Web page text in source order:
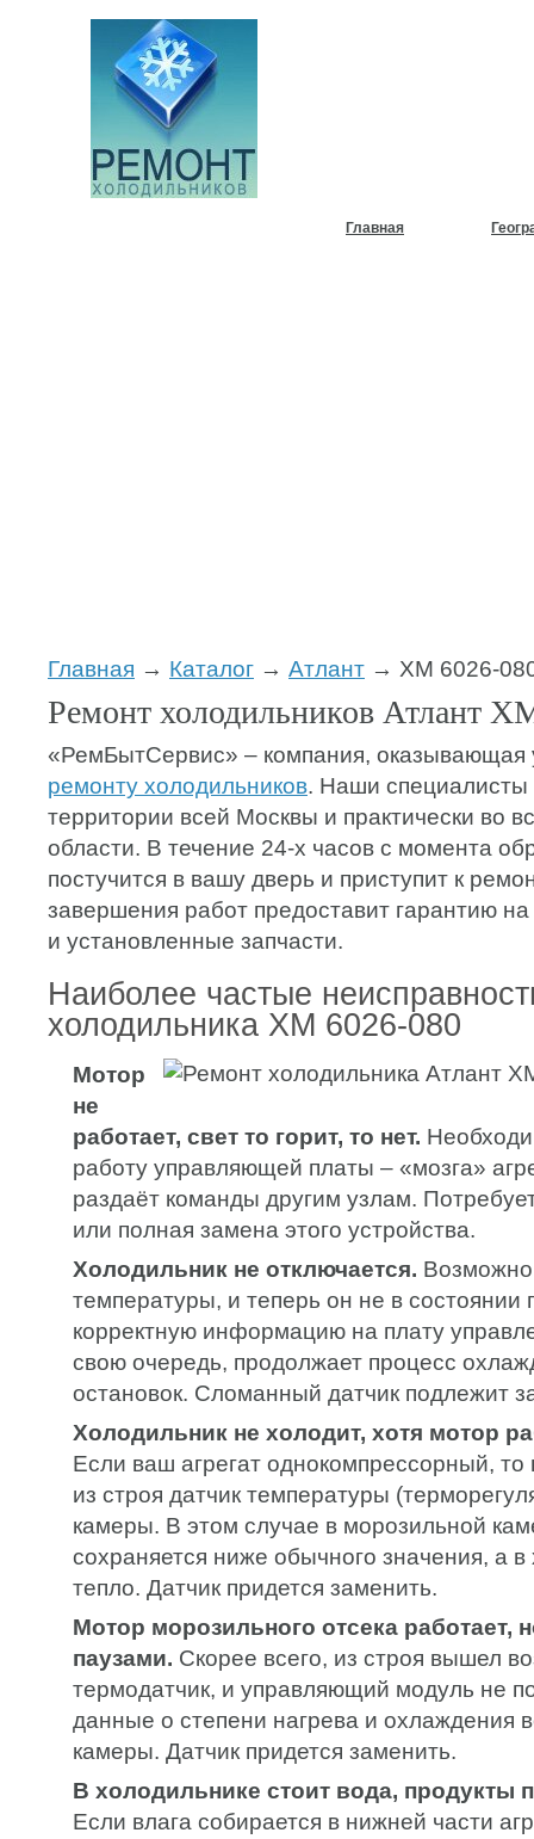
Главная
Главная → Каталог → Атлант → ХМ 6026-
Ремонт холодильников Атлант
«РемБытСервис» – компания, оказывающая
ремонту холодильников. Наши специалисты
территории всей Москвы и практически во
области. В течение 24-х часов с момента
постучится в вашу дверь и приступит к
завершения работ предоставит гарантию
и установленные запчасти.
Наиболее частые
холодильника ХМ 6026-080
Мотор
не
работает, свет то горит, то нет.
работу управляющей платы – «мозга»
раздаёт команды другим узлам.
или полная замена этого устройства.
Холодильник не отключается.
температуры, и теперь он не в состоянии
корректную информацию на плату
свою очередь, продолжает процесс
остановок. Сломанный датчик подлежит
Холодильник не холодит, хотя мотор
Если ваш агрегат однокомпрессорный,
из строя датчик температуры
камеры. В этом случае в морозильной
сохраняется ниже обычного значения, а
тепло. Датчик придется заменить.
Мотор морозильного отсека работает,
паузами. Скорее всего, из строя вышел
термодатчик, и управляющий модуль не
данные о степени нагрева и охлаждения
камеры. Датчик придется заменить.
В холодильнике стоит вода, продукты
Если влага собирается в нижней части